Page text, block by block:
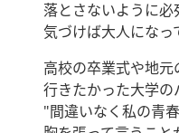
落とさないように必
気づけば大人になっ
高校の卒業式や地
行きたかった大学
"間違いなく私の青